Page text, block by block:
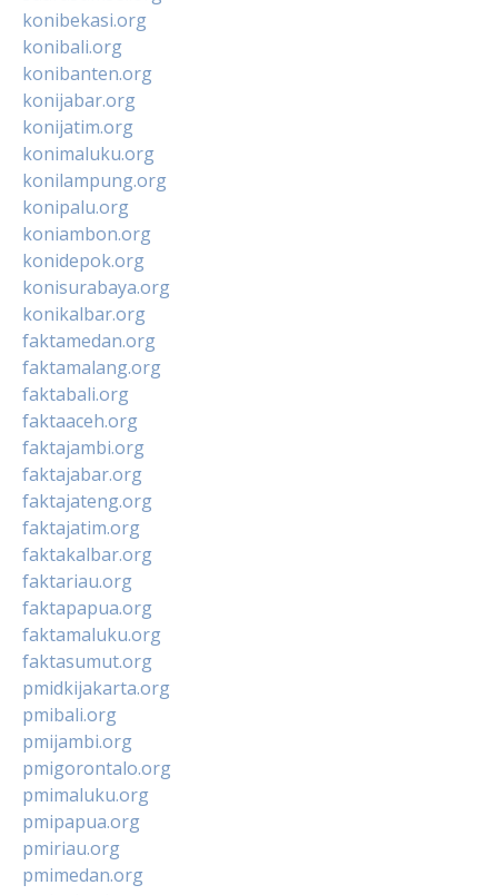
konibekasi.org
konibali.org
konibanten.org
konijabar.org
konijatim.org
konimaluku.org
konilampung.org
konipalu.org
koniambon.org
konidepok.org
konisurabaya.org
konikalbar.org
faktamedan.org
faktamalang.org
faktabali.org
faktaaceh.org
faktajambi.org
faktajabar.org
faktajateng.org
faktajatim.org
faktakalbar.org
faktariau.org
faktapapua.org
faktamaluku.org
faktasumut.org
pmidkijakarta.org
pmibali.org
pmijambi.org
pmigorontalo.org
pmimaluku.org
pmipapua.org
pmiriau.org
pmimedan.org